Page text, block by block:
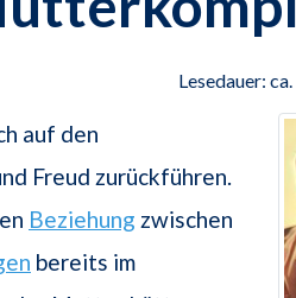
Lesedauer:
auf den
Freud zurückführen.
Beziehung zwischen
bereits im